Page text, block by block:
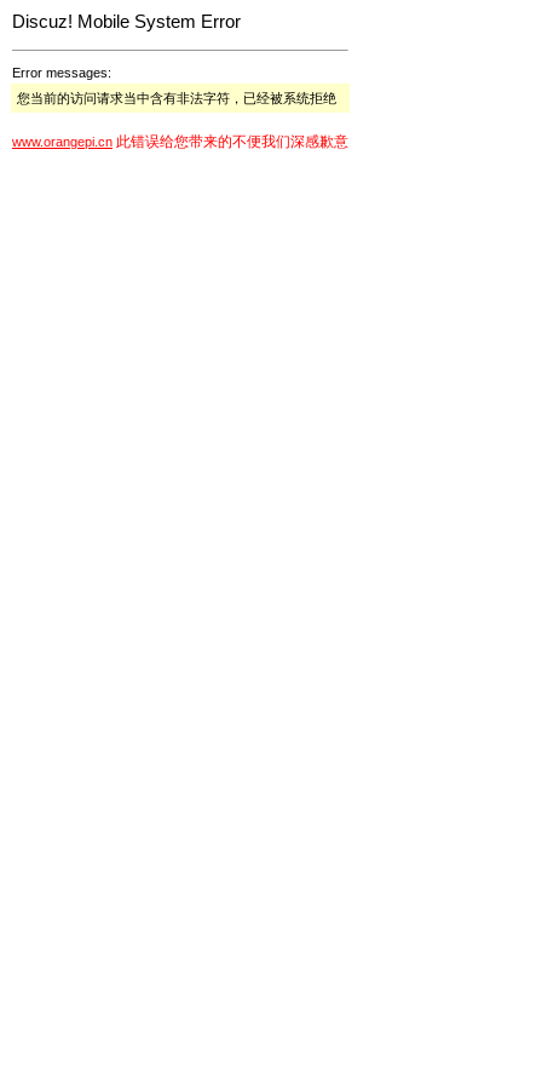
Discuz! Mobile System Error
Error messages:
您当前的访问请求当中含有非法字符，已经被系统拒绝
www.orangepi.cn 此错误给您带来的不便我们深感歉意